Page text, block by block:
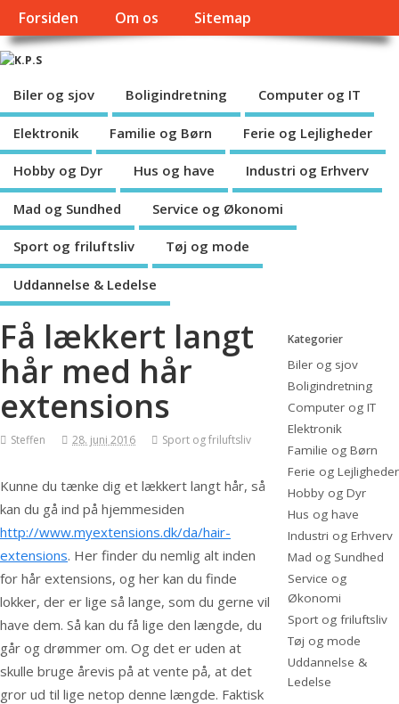
Forsiden Om os Sitemap
Biler og sjov Boligindretning Computer og IT
Elektronik Familie og Børn Ferie og Lejligheder
Hobby og Dyr Hus og have Industri og Erhverv
Mad og Sundhed Service og Økonomi
Sport og friluftsliv Tøj og mode
Uddannelse & Ledelse
Få lækkert langt
hår med hår
extensions
Steffen 28. juni 2016 Sport og friluftsliv
Kunne du tænke dig et lækkert langt hår, så
kan du gå ind på hjemmesiden
http://www.myextensions.dk/da/hair-
extensions. Her finder du nemlig alt inden
for hår extensions, og her kan du finde
lokker, der er lige så lange, som du gerne vil
have dem. Så kan du få lige den længde, du
går og drømmer om. Og det er uden at
skulle bruge årevis på at vente på, at det
gror ud til lige netop denne længde. Faktisk
Kategorier
Biler og sjov
Boligindretning
Computer og IT
Elektronik
Familie og Børn
Ferie og Lejligheder
Hobby og Dyr
Hus og have
Industri og Erhverv
Mad og Sundhed
Service og
Økonomi
Sport og friluftsliv
Tøj og mode
Uddannelse &
Ledelse